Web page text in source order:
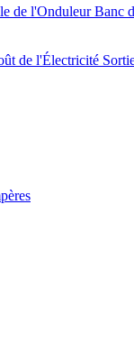
de l'OnduleurBanc
de l'Électricité